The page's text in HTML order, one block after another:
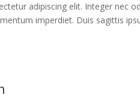
adipiscing elit. Integer nec
imperdiet. Duis sagittis